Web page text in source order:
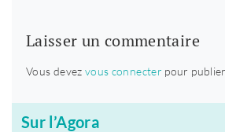
Laisser un commentaire
Vous devez vous connecter pour
Sur l’Agora